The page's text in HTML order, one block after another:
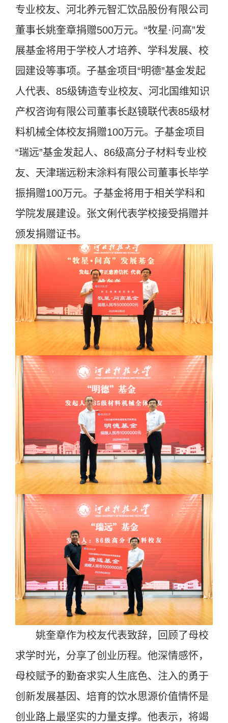
专业校友、河北养元智汇饮品股份有限公司
董事长姚奎章捐赠500万元。“牧星·问高”发
展基金将用于学校人才培养、学科发展、校
园建设等事项。子基金项目“明德”基金发起
人代表、85级铸造专业校友、河北国维知识
产权咨询有限公司董事长赵镜联代表85级材
料机械全体校友捐赠100万元。子基金项目
“瑞远”基金发起人、86级高分子材料专业校
友、天津瑞远粉末涂料有限公司董事长毕学
振捐赠100万元。子基金将用于相关学科和
学院发展建设。张文俐代表学校接受捐赠并
颁发捐赠证书。
姚奎章作为校友代表致辞，回顾了母校
求学时光，分享了创业历程。他深情感怀，
母校赋予的勤奋求实人生底色、注入的勇于
创新发展基因、培育的饮水思源价值情怀是
创业路上最坚实的力量支撑。他表示，将竭